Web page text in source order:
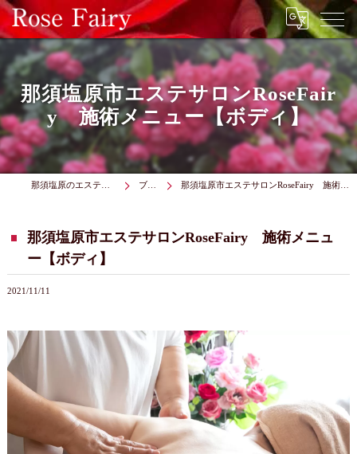
那須塩原市エステサロンRoseFair
y 施術メニュー【ボディ】
ブログ 那須塩原市エステサロンRoseFairy 施術メニュー【ボディ】
那須塩原市エステサロンRoseFairy 施術メニュ
ー【ボディ】
2021/11/11